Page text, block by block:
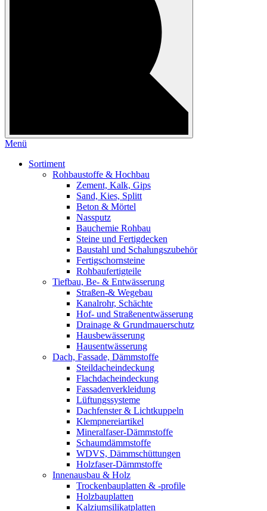
Menü
Sortiment
Rohbaustoffe & Hochbau
Zement, Kalk, Gips
Sand, Kies, Splitt
Beton & Mörtel
Nassputz
Bauchemie Rohbau
Steine und Fertigdecken
Baustahl und Schalungszubehör
Fertigschornsteine
Rohbaufertigteile
Tiefbau, Be- & Entwässerung
Straßen-& Wegebau
Kanalrohr, Schächte
Hof- und Straßenentwässerung
Drainage & Grundmauerschutz
Hausbewässerung
Hausentwässerung
Dach, Fassade, Dämmstoffe
Steildacheindeckung
Flachdacheindeckung
Fassadenverkleidung
Lüftungssysteme
Dachfenster & Lichtkuppeln
Klempnereiartikel
Mineralfaser-Dämmstoffe
Schaumdämmstoffe
WDVS, Dämmschüttungen
Holzfaser-Dämmstoffe
Innenausbau & Holz
Trockenbauplatten & -profile
Holzbauplatten
Kalziumsilikatplatten